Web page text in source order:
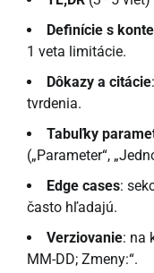
Definície s
1 veta limitácie.
Dôkazy a citácie
tvrdenia.
Tabuľky
(„Parameter“,
Edge cases:
často hľadajú.
Verziovanie: na
MM-DD; Zmeny:“.